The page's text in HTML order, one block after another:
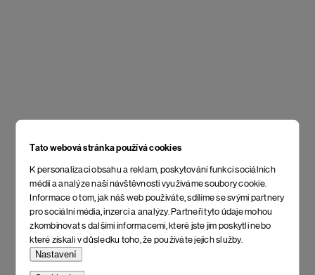
Tato webová stránka používá cookies
K personalizaci obsahu a reklam, poskytování funkcí sociálních
médií a analýze naší návštěvnosti využíváme soubory cookie.
Informace o tom, jak náš web používáte, sdílíme se svými partnery
pro sociální média, inzerci a analýzy. Partneři tyto údaje mohou
zkombinovat s dalšími informacemi, které jste jim poskytli nebo
které získali v důsledku toho, že používáte jejich služby.
Nastavení